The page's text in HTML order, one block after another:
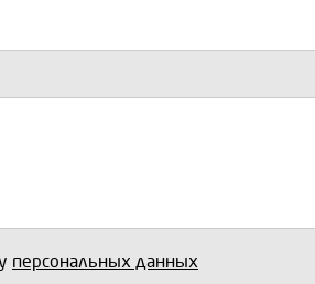
персональных данных